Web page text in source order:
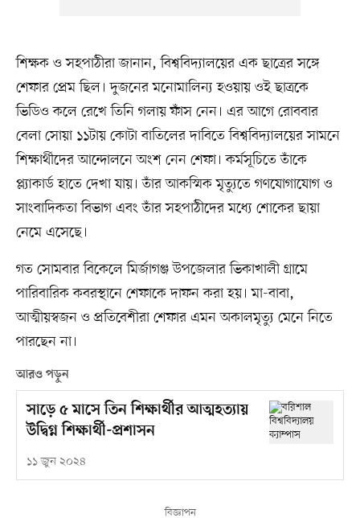
শিক্ষক ও সহপাঠীরা জানান, বিশ্ববিদ্যালয়ের এক ছাত্রের সঙ্গে
শেফার প্রেম ছিল। দুজনের মনোমালিন্য হওয়ায় ওই ছাত্রকে
ভিডিও কলে রেখে তিনি গলায় ফাঁস নেন। এর আগে রোববার
বেলা সোয়া ১১টায় কোটা বাতিলের দাবিতে বিশ্ববিদ্যালয়ের সামনে
শিক্ষার্থীদের আন্দোলনে অংশ নেন শেফা। কর্মসূচিতে তাঁকে
প্ল্যাকার্ড হাতে দেখা যায়। তাঁর আকস্মিক মৃত্যুতে গণযোগাযোগ ও
সাংবাদিকতা বিভাগ এবং তাঁর সহপাঠীদের মধ্যে শোকের ছায়া
নেমে এসেছে।
গত সোমবার বিকেলে মির্জাগঞ্জ উপজেলার ভিকাখালী গ্রামে
পারিবারিক কবরস্থানে শেফাকে দাফন করা হয়। মা-বাবা,
আত্মীয়স্বজন ও প্রতিবেশীরা শেফার এমন অকালমৃত্যু মেনে নিতে
পারছেন না।
আরও পড়ুন
সাড়ে ৫ মাসে তিন শিক্ষার্থীর আত্মহত্যায়
উদ্বিগ্ন শিক্ষার্থী-প্রশাসন
১১ জুন ২০২৪